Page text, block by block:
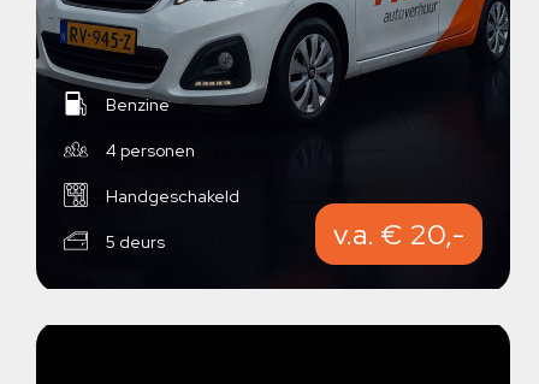
Benzine
4 personen
Handgeschakeld
5 deurs v.a. € 20,-